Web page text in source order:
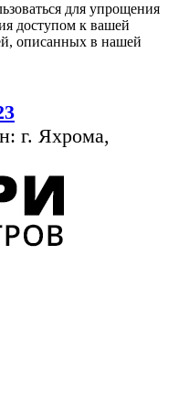
для упрощения
доступом к вашей
описанных в нашей
г. Яхрома,